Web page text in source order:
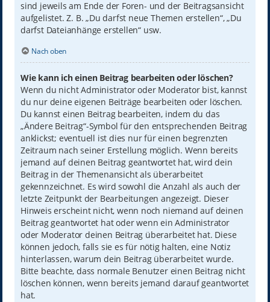
sind jeweils am Ende der Foren- und der Beitragsansicht
aufgelistet. Z. B. „Du darfst neue Themen erstellen“, „Du
darfst Dateianhänge erstellen“ usw.
Nach oben
Wie kann ich einen Beitrag bearbeiten oder löschen?
Wenn du nicht Administrator oder Moderator bist, kannst
du nur deine eigenen Beiträge bearbeiten oder löschen.
Du kannst einen Beitrag bearbeiten, indem du das
„Ändere Beitrag“-Symbol für den entsprechenden Beitrag
anklickst; eventuell ist dies nur für einen begrenzten
Zeitraum nach seiner Erstellung möglich. Wenn bereits
jemand auf deinen Beitrag geantwortet hat, wird dein
Beitrag in der Themenansicht als überarbeitet
gekennzeichnet. Es wird sowohl die Anzahl als auch der
letzte Zeitpunkt der Bearbeitungen angezeigt. Dieser
Hinweis erscheint nicht, wenn noch niemand auf deinen
Beitrag geantwortet hat oder wenn ein Administrator
oder Moderator deinen Beitrag überarbeitet hat. Diese
können jedoch, falls sie es für nötig halten, eine Notiz
hinterlassen, warum dein Beitrag überarbeitet wurde.
Bitte beachte, dass normale Benutzer einen Beitrag nicht
löschen können, wenn bereits jemand darauf geantwortet
hat.